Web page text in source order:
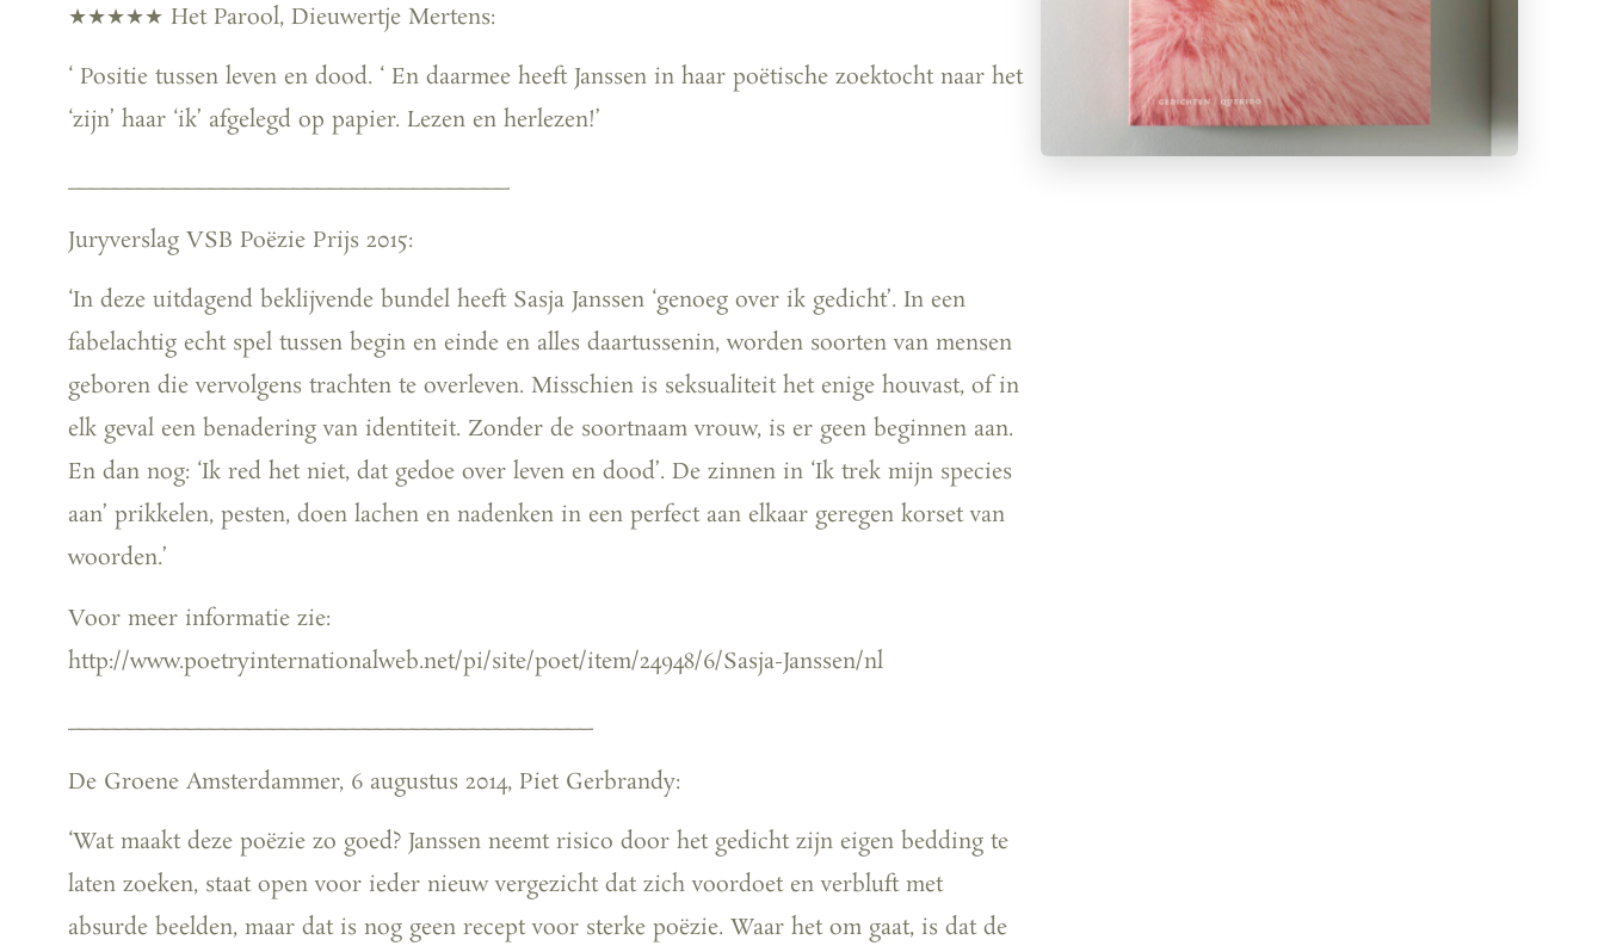
★★★★★ Het Parool, Dieuwertje Mertens:
‘ Positie tussen leven en dood. ‘ En daarmee heeft Janssen in haar poëtische zoektocht naar het
‘zijn’ haar ‘ik’ afgelegd op papier. Lezen en herlezen!’
_____________________________________
Juryverslag VSB Poëzie Prijs 2015:
‘In deze uitdagend beklijvende bundel heeft Sasja Janssen ‘genoeg over ik gedicht’. In een
fabelachtig echt spel tussen begin en einde en alles daartussenin, worden soorten van mensen
geboren die vervolgens trachten te overleven. Misschien is seksualiteit het enige houvast, of in
elk geval een benadering van identiteit. Zonder de soortnaam vrouw, is er geen beginnen aan.
En dan nog: ‘Ik red het niet, dat gedoe over leven en dood’. De zinnen in ‘Ik trek mijn species
aan’ prikkelen, pesten, doen lachen en nadenken in een perfect aan elkaar geregen korset van
woorden.’
Voor meer informatie zie:
http://www.poetryinternationalweb.net/pi/site/poet/item/24948/6/Sasja-Janssen/nl
____________________________________________
De Groene Amsterdammer, 6 augustus 2014, Piet Gerbrandy:
‘Wat maakt deze poëzie zo goed? Janssen neemt risico door het gedicht zijn eigen bedding te
laten zoeken, staat open voor ieder nieuw vergezicht dat zich voordoet en verbluft met
absurde beelden, maar dat is nog geen recept voor sterke poëzie. Waar het om gaat, is dat de